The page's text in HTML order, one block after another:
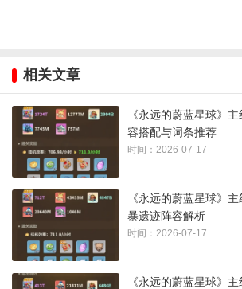
相关文章
《永远的蔚蓝星球》
容搭配与词条推荐
时间：2026-07-17
《永远的蔚蓝星球》
暴遗迹阵容解析
时间：2026-07-17
《永远的蔚蓝星球》